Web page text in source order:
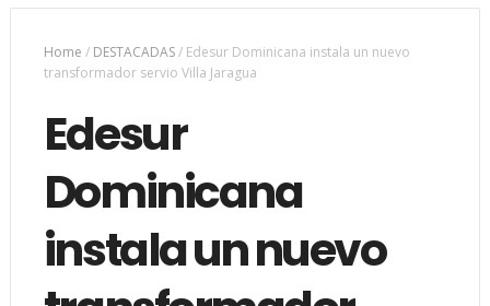
Home / DESTACADAS/ Edesur Dominicana instala un nuevo
transformador servio Villa Jaragua
Edesur
Dominicana
instala un nuevo